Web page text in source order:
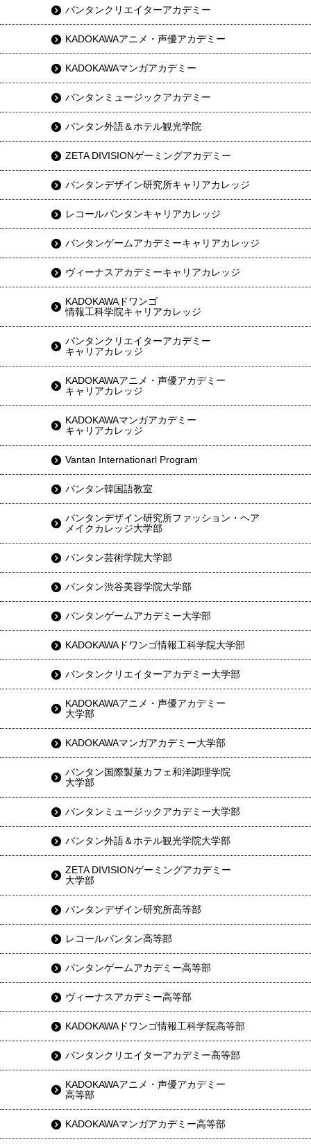
バンタンクリエイターアカデミー
KADOKAWAアニメ・声優アカデミー
KADOKAWAマンガアカデミー
バンタンミュージックアカデミー
バンタン外語＆ホテル観光学院
ZETA DIVISIONゲーミングアカデミー
バンタンデザイン研究所キャリアカレッジ
レコールバンタンキャリアカレッジ
バンタンゲームアカデミーキャリアカレッジ
ヴィーナスアカデミーキャリアカレッジ
KADOKAWAドワンゴ
情報工科学院キャリアカレッジ
バンタンクリエイターアカデミー
キャリアカレッジ
KADOKAWAアニメ・声優アカデミー
キャリアカレッジ
KADOKAWAマンガアカデミー
キャリアカレッジ
Vantan Internationarl Program
バンタン韓国語教室
バンタンデザイン研究所ファッション・ヘア
メイクカレッジ大学部
バンタン芸術学院大学部
バンタン渋谷美容学院大学部
バンタンゲームアカデミー大学部
KADOKAWAドワンゴ情報工科学院大学部
バンタンクリエイターアカデミー大学部
KADOKAWAアニメ・声優アカデミー
大学部
KADOKAWAマンガアカデミー大学部
バンタン国際製菓カフェ和洋調理学院
大学部
バンタンミュージックアカデミー大学部
バンタン外語＆ホテル観光学院大学部
ZETA DIVISIONゲーミングアカデミー
大学部
バンタンデザイン研究所高等部
レコールバンタン高等部
バンタンゲームアカデミー高等部
ヴィーナスアカデミー高等部
KADOKAWAドワンゴ情報工科学院高等部
バンタンクリエイターアカデミー高等部
KADOKAWAアニメ・声優アカデミー
高等部
KADOKAWAマンガアカデミー高等部